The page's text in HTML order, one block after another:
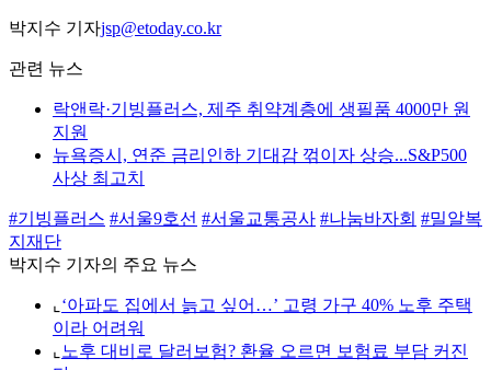
박지수 기자jsp@etoday.co.kr
관련 뉴스
락앤락·기빙플러스, 제주 취약계층에 생필품 4000만 원
지원
뉴욕증시, 연준 금리인하 기대감 꺾이자 상승...S&P500
사상 최고치
#기빙플러스 #서울9호선 #서울교통공사 #나눔바자회 #밀알복
지재단
박지수 기자의 주요 뉴스
⌞ ‘아파도 집에서 늙고 싶어…’ 고령 가구 40% 노후 주택
이라 어려워
⌞ 노후 대비로 달러보험? 환율 오르면 보험료 부담 커진